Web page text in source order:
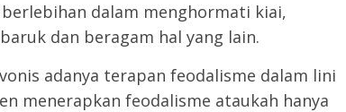
dalam menghormati kiai,
dan beragam hal yang lain.
adanya terapan feodalisme dalam lini
menerapkan feodalisme ataukah hanya